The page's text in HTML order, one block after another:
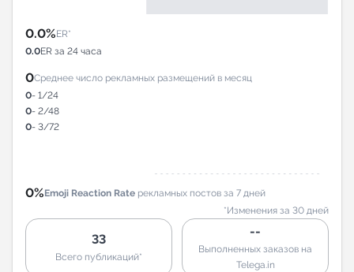
0.0%ER*
0.0ER за 24 часа
0Среднее число рекламных размещений в месяц
0- 1/24
0- 2/48
0- 3/72
0%Emoji Reaction Rate рекламных постов за 7 дней
*Изменения за 30 дней
33
Всего публикаций*
--
Выполненных заказов на
Telega.in